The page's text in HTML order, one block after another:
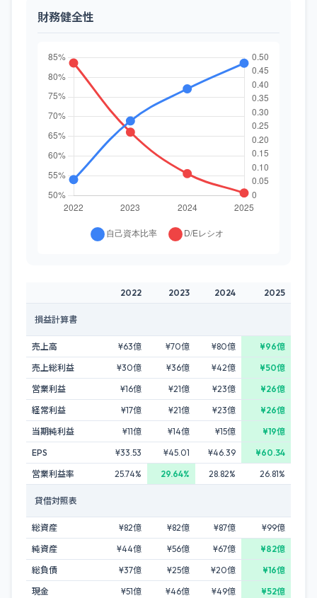
財務健全性
2022 2023 2024 2025
損益計算書
売上高 ¥63億 ¥70億 ¥80億
¥96億
売上総利益
¥30億 ¥36億 ¥42億
¥50億
営業利益
¥16億 ¥21億 ¥23億
¥26億
経常利益
¥17億 ¥21億 ¥23億
¥26億
当期純利益
¥11億 ¥14億 ¥15億
¥19億
EPS
¥33.53 ¥45.01 ¥46.39
¥60.34
営業利益率
25.74% 29.64% 28.82% 26.81%
貸借対照表
総資産 ¥82億 ¥82億 ¥87億
¥99億
純資産
¥44億 ¥56億 ¥67億
¥82億
総負債
¥37億 ¥25億 ¥20億
¥16億
現金
¥51億 ¥46億 ¥49億
¥52億